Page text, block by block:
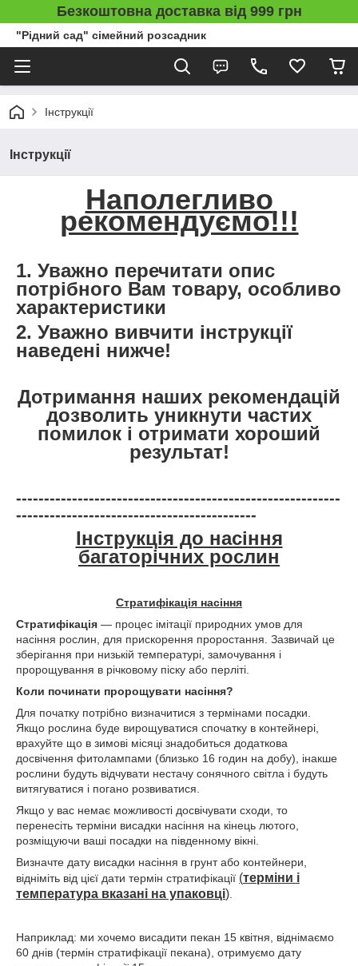
Безкоштовна доставка від 999 грн
"Рідний сад" сімейний розсадник
Інструкції
Інструкції
Наполегливо
рекомендуємо!!!
1. Уважно перечитати опис
потрібного Вам товару, особливо
характеристики
2. Уважно вивчити інструкції
наведені нижче!
Дотримання наших рекомендацій
дозволить уникнути частих
помилок і отримати хороший
результат!
----------------------------------------------------------
-------------------------------------------
Інструкція до насіння
багаторічних рослин
Стратифікація насіння
Стратифікація — процес імітації природних умов для
насіння рослин, для прискорення проростання. Зазвичай це
зберігання при низькій температурі, замочування і
пророщування в річковому піску або перліті.
Коли починати пророщувати насіння?
Для початку потрібно визначитися з термінами посадки.
Якщо рослина буде вирощуватися спочатку в контейнері,
врахуйте що в зимові місяці знадобиться додаткова
досвічення фитолампами (близько 16 годин на добу), інакше
рослини будуть відчувати нестачу сонячного світла і будуть
витягуватися і погано розвиватися.
Якщо у вас немає можливості досвічувати сходи, то
перенесіть терміни висадки насіння на кінець лютого,
розміщуючи ваші посадки на південному вікні.
Визначте дату висадки насіння в грунт або контейнери,
відніміть від цієї дати термін стратифікації (терміни і
температура вказані на упаковці)
Наприклад: ми хочемо висадити пекан 15 квітня, віднімаємо
60 днів (термін стратифікації пекана), отримуємо дату